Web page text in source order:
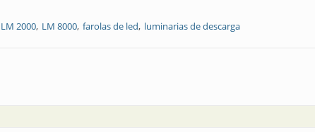
LM 2000 LM 8000 farolas de led luminarias de descarga
para el alumbrado público